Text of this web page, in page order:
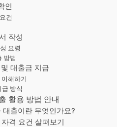
인
건
작성
요령
방법
대출금 지급
해하기
방식
활용 방법 안내
대출이란 무엇인가요?
격 요건 살펴보기